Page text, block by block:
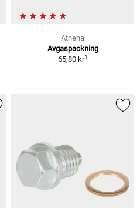
Athena
Avgaspackning
65,80 kr1